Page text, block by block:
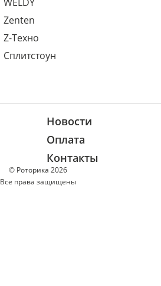
Zenten
Z-Техно
Сплитстоун
© Роторика 2026
Все права защищены
Новости
Оплата
Контакты